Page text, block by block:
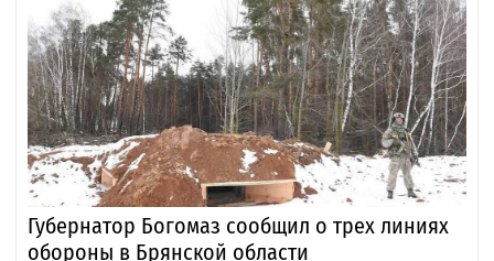
Губернатор Богомаз сообщил о трех линиях
обороны в Брянской области